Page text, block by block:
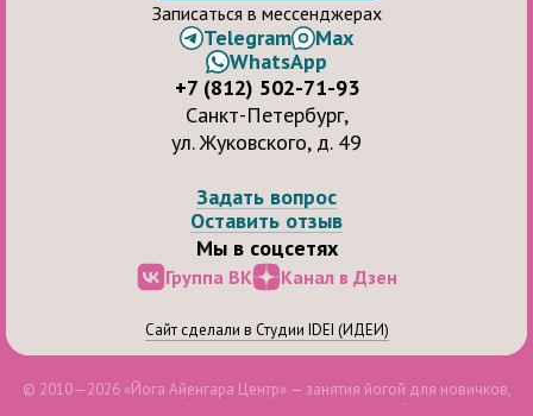
Задать вопрос
Оставить отзыв
Мы в соцсетях
Группа ВК Канал в Дзен
Записаться в мессенджерах
Telegram
Max
WhatsApp
+7 (812) 502-71-93
Санкт-Петербург,
ул. Жуковского, д. 49
Сайт сделали в Студии IDEI (ИДЕИ)
© 2010—2026 «Йога Айенгара Центр» — занятия йогой для новичков,
продолжающих и профессионалов, для здоровья и бодрости духа.